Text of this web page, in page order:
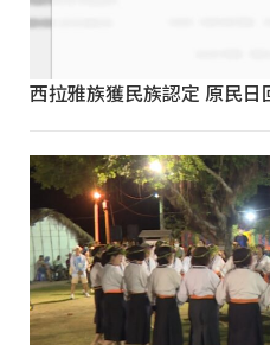
西拉雅族獲民族認定 原民日